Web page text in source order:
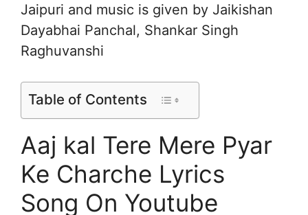
Jaipuri and music is given by Jaikishan
Dayabhai Panchal, Shankar Singh
Raghuvanshi
Table of Contents
Aaj kal Tere Mere Pyar
Ke Charche Lyrics
Song On Youtube